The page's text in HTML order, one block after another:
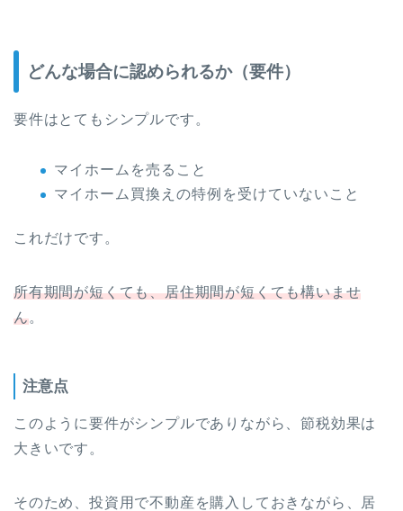
どんな場合に認められるか（要件）
要件はとてもシンプルです。
マイホームを売ること
マイホーム買換えの特例を受けていないこと
これだけです。
所有期間が短くても、居住期間が短くても構いませ
ん。
注意点
このように要件がシンプルでありながら、節税効果は
大きいです。
そのため、投資用で不動産を購入しておきながら、居